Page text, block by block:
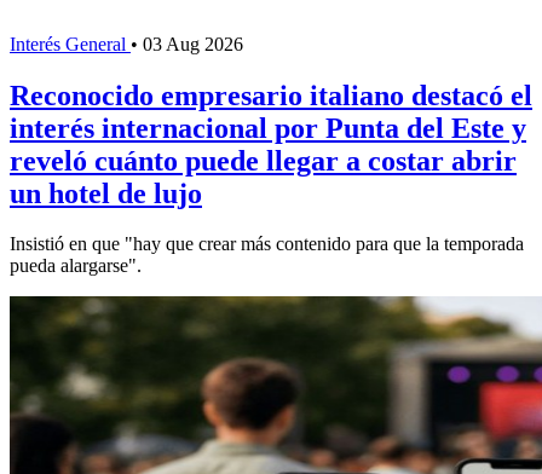
Interés General • 03 Aug 2026
Reconocido empresario italiano destacó el
interés internacional por Punta del Este y
reveló cuánto puede llegar a costar abrir
un hotel de lujo
Insistió en que "hay que crear más contenido para que la temporada
pueda alargarse".